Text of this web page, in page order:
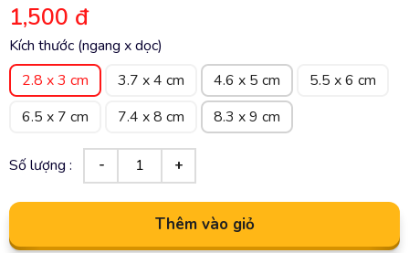
1,500 đ
Kích thước (ngang x dọc)
2.8 x 3 cm
3.7 x 4 cm 4.6 x 5 cm
5.5 x 6 cm
6.5 x 7 cm
7.4 x 8 cm 8.3 x 9 cm
Số lượng :
Thêm vào giỏ